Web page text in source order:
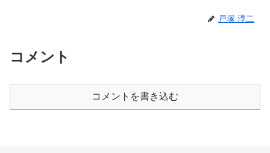
戸塚 淳二
コメント
コメントを書き込む